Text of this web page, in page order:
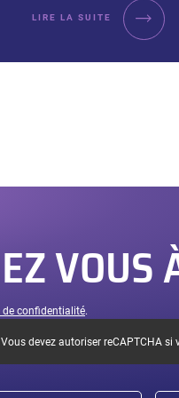
LIRE LA SUITE
VOUS
confidentialité.
Vous devez autoriser reCAPTCHA